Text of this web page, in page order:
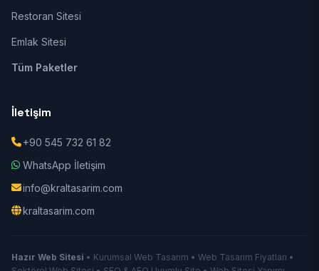
Restoran Sitesi
Emlak Sitesi
Tüm Paketler
İletişim
+90 545 732 61 82
WhatsApp İletişim
info@kraltasarim.com
kraltasarim.com
Hazır Web Sitesi • Kurumsal Web Tasarım • Web Tasarım Fiyatları •